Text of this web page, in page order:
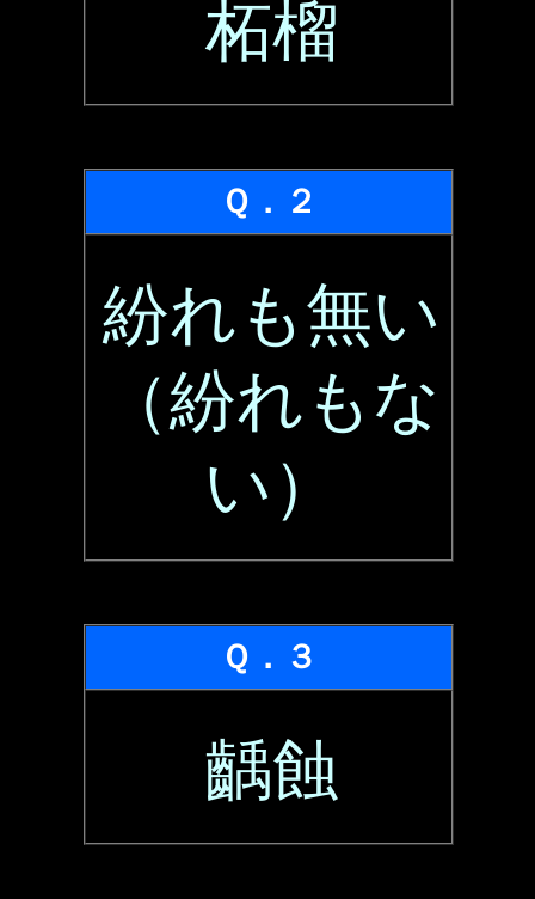
柘榴
Ｑ．２
紛れも無い
（紛れもな
い）
Ｑ．３
齲蝕